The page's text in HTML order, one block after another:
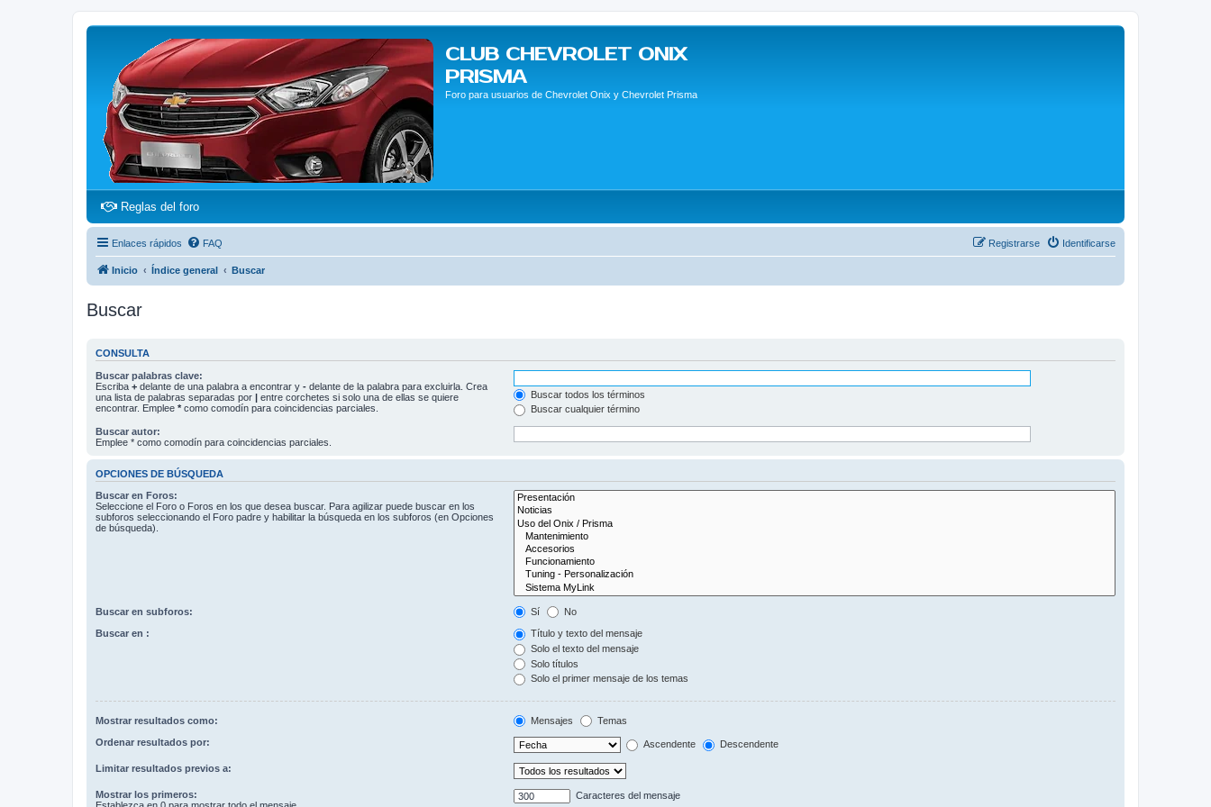
CLUB CHEVROLET ONIX
PRISMA
Foro para usuarios de Chevrolet Onix y Chevrolet Prisma
Reglas del foro(Opens a new tab)
Enlaces rápidos FAQ Identificarse
Registrarse
Inicio Índice general Buscar
Buscar
CONSULTA
Buscar palabras clave:
Escriba + delante de una palabra a encontrar y - delante de la palabra para excluirla. Crea
una lista de palabras separadas por | entre corchetes si solo una de ellas se quiere
encontrar. Emplee * como comodín para coincidencias parciales.
Buscar todos los términos
Buscar cualquier término
Buscar autor:
Emplee * como comodín para coincidencias parciales.
OPCIONES DE BÚSQUEDA
Buscar en Foros:
Seleccione el Foro o Foros en los que desea buscar. Para agilizar puede buscar en los
subforos seleccionando el Foro padre y habilitar la búsqueda en los subforos (en Opciones
de búsqueda).
Buscar en subforos: Sí No
Buscar en :
Título y texto del mensaje
Solo el texto del mensaje
Solo títulos
Solo el primer mensaje de los temas
Mostrar resultados como: Mensajes Temas
Ordenar resultados por: Ascendente Descendente
Limitar resultados previos a:
Mostrar los primeros:
Caracteres del mensaje